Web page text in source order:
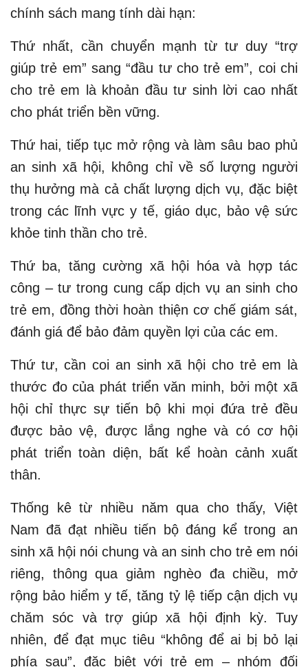
chính sách mang tính dài hạn:
Thứ nhất, cần chuyển mạnh từ tư duy “trợ
giúp trẻ em” sang “đầu tư cho trẻ em”, coi chi
cho trẻ em là khoản đầu tư sinh lời cao nhất
cho phát triển bền vững.
Thứ hai, tiếp tục mở rộng và làm sâu bao phủ
an sinh xã hội, không chỉ về số lượng người
thụ hưởng mà cả chất lượng dịch vụ, đặc biệt
trong các lĩnh vực y tế, giáo dục, bảo vệ sức
khỏe tinh thần cho trẻ.
Thứ ba, tăng cường xã hội hóa và hợp tác
công – tư trong cung cấp dịch vụ an sinh cho
trẻ em, đồng thời hoàn thiện cơ chế giám sát,
đánh giá để bảo đảm quyền lợi của các em.
Thứ tư, cần coi an sinh xã hội cho trẻ em là
thước đo của phát triển văn minh, bởi một xã
hội chỉ thực sự tiến bộ khi mọi đứa trẻ đều
được bảo vệ, được lắng nghe và có cơ hội
phát triển toàn diện, bất kể hoàn cảnh xuất
thân.
Thống kê từ nhiều năm qua cho thấy, Việt
Nam đã đạt nhiều tiến bộ đáng kể trong an
sinh xã hội nói chung và an sinh cho trẻ em nói
riêng, thông qua giảm nghèo đa chiều, mở
rộng bảo hiểm y tế, tăng tỷ lệ tiếp cận dịch vụ
chăm sóc và trợ giúp xã hội định kỳ. Tuy
nhiên, để đạt mục tiêu “không để ai bị bỏ lại
phía sau”, đặc biệt với trẻ em – nhóm đối